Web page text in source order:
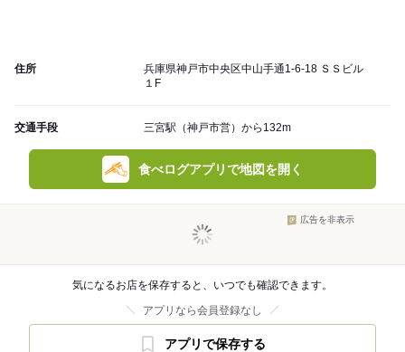
住所
兵庫県神戸市中央区中山手通1-6-18 ＳＳビル
１F
交通手段 三宮駅（神戸市営）から132m
食べログアプリで地図を開く
広告を非表示
気になるお店を保存すると、いつでも確認できます。
アプリなら会員登録なし
アプリで保存する